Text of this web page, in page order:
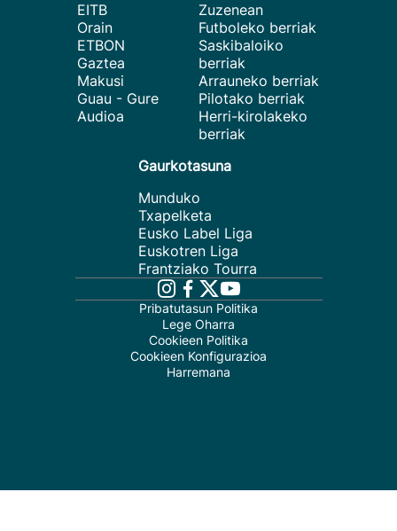
EITB
Orain
ETBON
Gaztea
Makusi
Guau - Gure
Audioa
Zuzenean
Futboleko berriak
Saskibaloiko
berriak
Arrauneko berriak
Pilotako berriak
Herri-kirolakeko
berriak
Gaurkotasuna
Munduko
Txapelketa
Eusko Label Liga
Euskotren Liga
Frantziako Tourra
Pribatutasun Politika
Lege Oharra
Cookieen Politika
Cookieen Konfigurazioa
Harremana